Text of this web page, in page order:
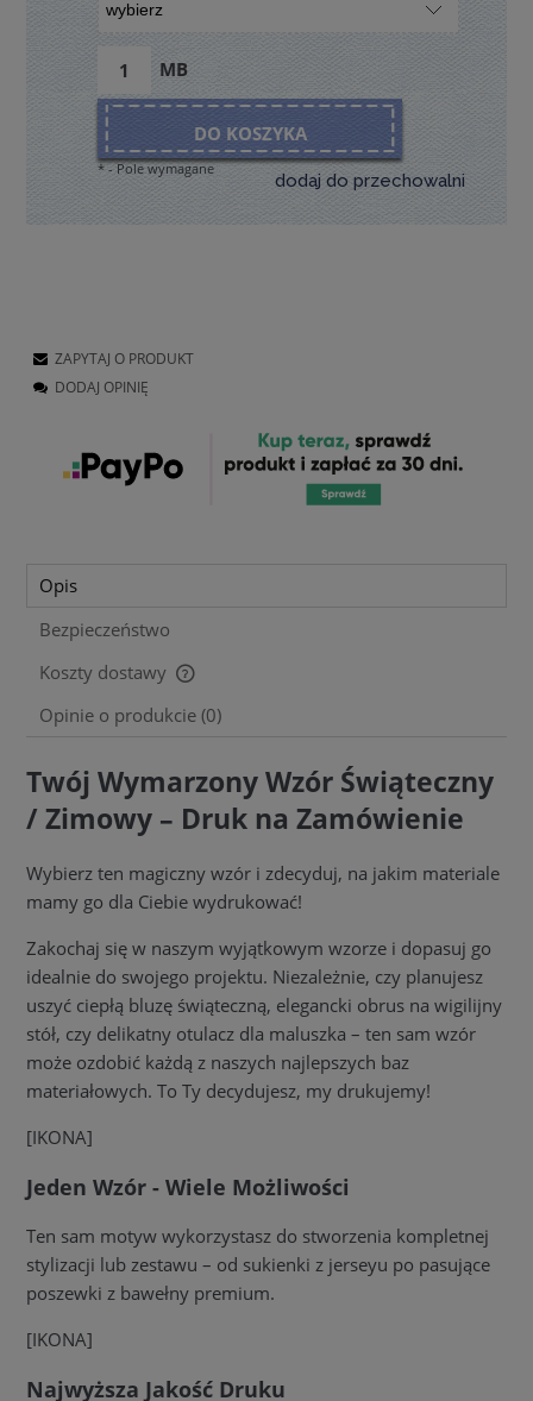
MB
DO KOSZYKA
dodaj do przechowalni
*- Pole wymagane
ZAPYTAJ O PRODUKT
DODAJ OPINIĘ
Opis
Bezpieczeństwo
Koszty dostawy
Cena nie zawiera ewentualnych kosztów płatności
Opinie o produkcie (0)
Twój Wymarzony Wzór Świąteczny
/ Zimowy – Druk na Zamówienie
Wybierz ten magiczny wzór i zdecyduj, na jakim materiale
mamy go dla Ciebie wydrukować!
Zakochaj się w naszym wyjątkowym wzorze i dopasuj go
idealnie do swojego projektu. Niezależnie, czy planujesz
uszyć ciepłą bluzę świąteczną, elegancki obrus na wigilijny
stół, czy delikatny otulacz dla maluszka – ten sam wzór
może ozdobić każdą z naszych najlepszych baz
materiałowych. To Ty decydujesz, my drukujemy!
[IKONA]
Jeden Wzór - Wiele Możliwości
Ten sam motyw wykorzystasz do stworzenia kompletnej
stylizacji lub zestawu – od sukienki z jerseyu po pasujące
poszewki z bawełny premium.
[IKONA]
Najwyższa Jakość Druku